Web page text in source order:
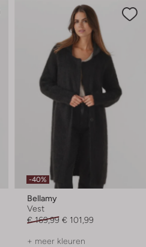
-40%
Bellamy
Vest
€ 169,99 € 101,99
+ meer kleuren